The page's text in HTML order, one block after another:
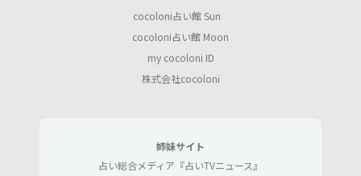
cocoloni占い館 Sun
cocoloni占い館 Moon
my cocoloni ID
株式会社cocoloni
姉妹サイト
占い総合メディア『占いTVニュース』